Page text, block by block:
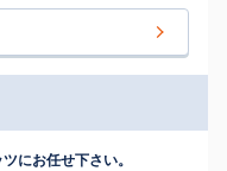
にお任せ下さい。